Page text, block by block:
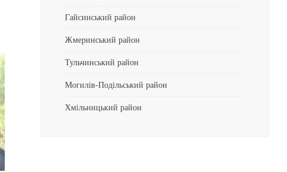
Гайсинський район
Жмеринський район
Тульчинський район
Могилів-Подільський район
Хмільницький район